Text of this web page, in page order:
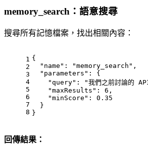
memory_search：語意搜尋
搜尋所有記憶檔案，找出相關內容：
1
2
3
4
5
6
7
8
{
"name" : "memory_search" ,
"parameters" :
{
"query" : "我們之前討論的
"maxResults" : 6 ,
"minScore" :
0.35
}
}
回傳結果：